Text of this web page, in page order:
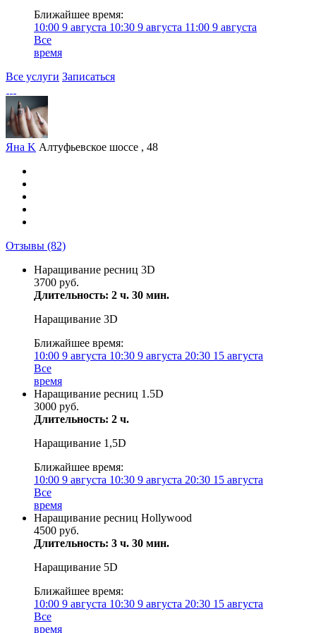
Ближайшее время:
10:00 9 августа 10:30 9 августа 11:00 9 августа
Все
время
Все услуги Записаться
Яна K Алтуфьевское шоссе , 48
Отзывы (82)
Наращивание ресниц 3D
3700 руб.
Длительность: 2 ч. 30 мин.
Наращивание 3D
Ближайшее время:
10:00 9 августа 10:30 9 августа 20:30 15 августа
Все
время
Наращивание ресниц 1.5D
3000 руб.
Длительность: 2 ч.
Наращивание 1,5D
Ближайшее время:
10:00 9 августа 10:30 9 августа 20:30 15 августа
Все
время
Наращивание ресниц Hollywood
4500 руб.
Длительность: 3 ч. 30 мин.
Наращивание 5D
Ближайшее время:
10:00 9 августа 10:30 9 августа 20:30 15 августа
Все
время